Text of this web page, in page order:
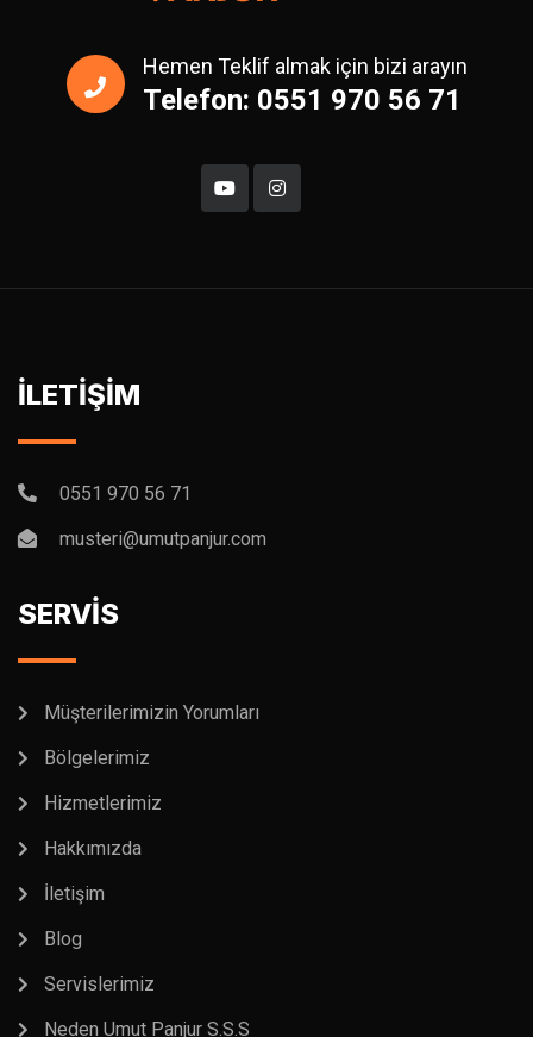
Hemen Teklif almak için bizi arayın
Telefon: 0551 970 56 71
İLETİŞİM
0551 970 56 71
musteri@umutpanjur.com
SERVİS
Müşterilerimizin Yorumları
Bölgelerimiz
Hizmetlerimiz
Hakkımızda
İletişim
Blog
Servislerimiz
Neden Umut Panjur S.S.S